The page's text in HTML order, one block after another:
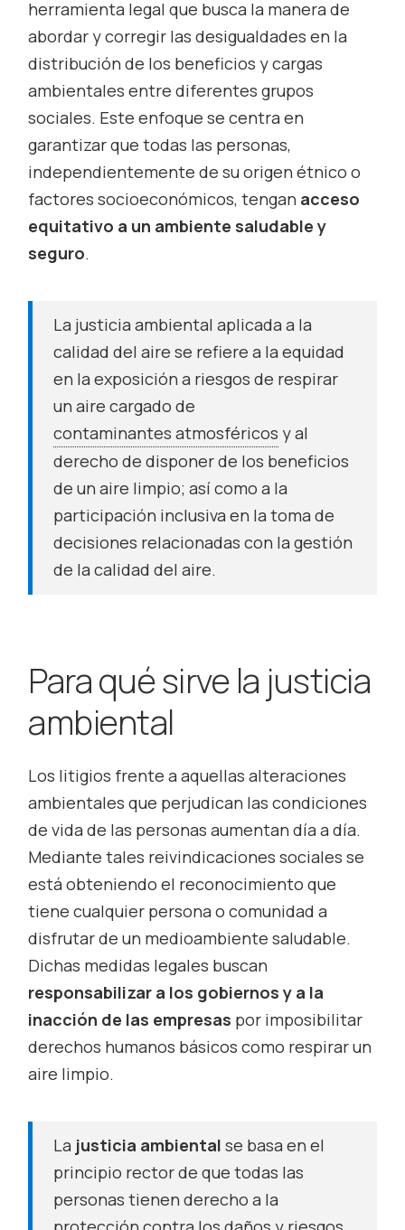
herramienta legal que busca la manera de
abordar y corregir las desigualdades en la
distribución de los beneficios y cargas
ambientales entre diferentes grupos
sociales. Este enfoque se centra en
garantizar que todas las personas,
independientemente de su origen étnico o
factores socioeconómicos, tengan acceso
equitativo a un ambiente saludable y
seguro.
La justicia ambiental aplicada a la
calidad del aire se refiere a la equidad
en la exposición a riesgos de respirar
un aire cargado de
contaminantes atmosféricos y al
derecho de disponer de los beneficios
de un aire limpio; así como a la
participación inclusiva en la toma de
decisiones relacionadas con la gestión
de la calidad del aire.
Para qué sirve la justicia
ambiental
Los litigios frente a aquellas alteraciones
ambientales que perjudican las condiciones
de vida de las personas aumentan día a día.
Mediante tales reivindicaciones sociales se
está obteniendo el reconocimiento que
tiene cualquier persona o comunidad a
disfrutar de un medioambiente saludable.
Dichas medidas legales buscan
responsabilizar a los gobiernos y a la
inacción de las empresas por imposibilitar
derechos humanos básicos como respirar un
aire limpio.
La justicia ambiental se basa en el
principio rector de que todas las
personas tienen derecho a la